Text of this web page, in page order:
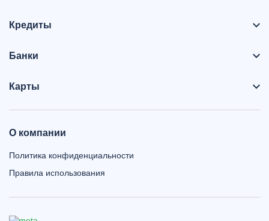
Кредиты
Банки
Карты
О компании
Политика конфиденциальности
Правила использования